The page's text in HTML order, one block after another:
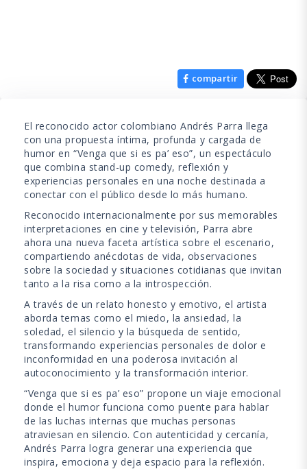
compartir
El reconocido actor colombianoAndrés Parra llega
con una propuesta íntima, profunda y cargada de
humor en “Venga que si es pa’ eso”, un espectáculo
que combina stand-up comedy, reflexión y
experiencias personales en una noche destinada a
conectar con el público desde lo más humano.
Reconocido internacionalmente por sus memorables
interpretaciones en cine y televisión, Parra abre
ahora una nueva faceta artística sobre el escenario,
compartiendo anécdotas de vida, observaciones
sobre la sociedad y situaciones cotidianas que invitan
tanto a la risa como a la introspección.
A través de un relato honesto y emotivo, el artista
aborda temas como el miedo, la ansiedad, la
soledad, el silencio y la búsqueda de sentido,
transformando experiencias personales de dolor e
inconformidad en una poderosa invitación al
autoconocimiento y la transformación interior.
“Venga que si es pa’ eso” propone un viaje emocional
donde el humor funciona como puente para hablar
de las luchas internas que muchas personas
atraviesan en silencio. Con autenticidad y cercanía,
Andrés Parra logra generar una experiencia que
inspira, emociona y deja espacio para la reflexión.